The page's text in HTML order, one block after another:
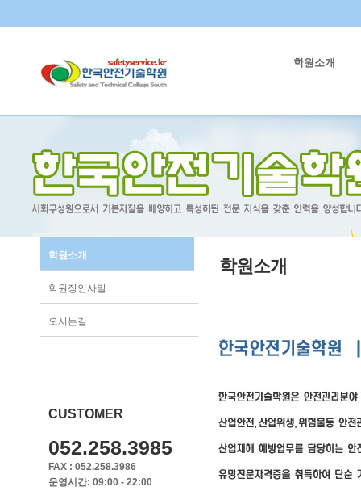
학원소개
학원소개
학원장인사말
오시는길
CUSTOMER
052.258.3985
FAX : 052.258.3986
운영시간: 09:00 - 22:00
학원소개